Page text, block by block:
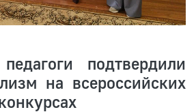
подтвердили
на всероссийских